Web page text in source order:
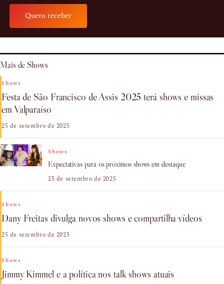
Quero receber
Mais de Shows
Shows
Festa de São Francisco de Assis 2025 terá shows e missas
em Valparaíso
25 de setembro de 2025
Shows
Expectativas para os próximos shows em destaque
25 de setembro de 2025
Shows
Dany Freitas divulga novos shows e compartilha vídeos
25 de setembro de 2025
Shows
Jimmy Kimmel e a política nos talk shows atuais